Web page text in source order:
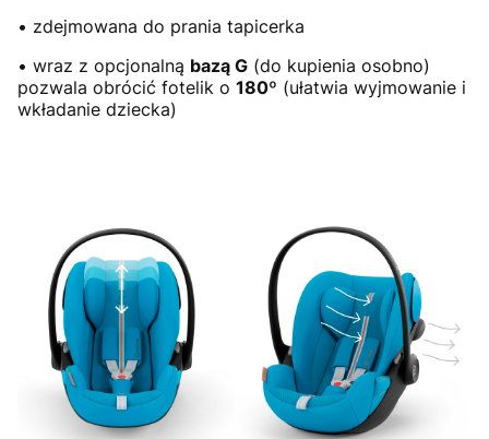
• zdejmowana do prania tapicerka
• wraz z opcjonalną bazą G (do kupienia osobno)
pozwala obrócić fotelik o 180º (ułatwia wyjmowanie i
wkładanie dziecka)